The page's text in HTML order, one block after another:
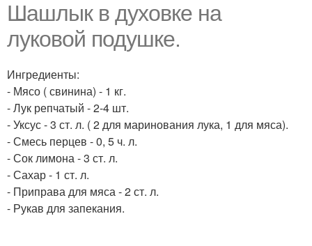
Шашлык в духовке на
луковой подушке.
Ингредиенты:
- Мясо ( свинина) - 1 кг.
- Лук репчатый - 2-4 шт.
- Уксус - 3 ст. л. ( 2 для маринования лука, 1 для мяса).
- Смесь перцев - 0, 5 ч. л.
- Сок лимона - 3 ст. л.
- Сахар - 1 ст. л.
- Приправа для мяса - 2 ст. л.
- Рукав для запекания.